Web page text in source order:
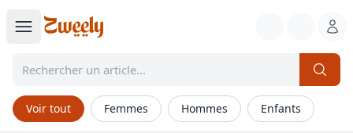
Voir tout Femmes Hommes Enfants